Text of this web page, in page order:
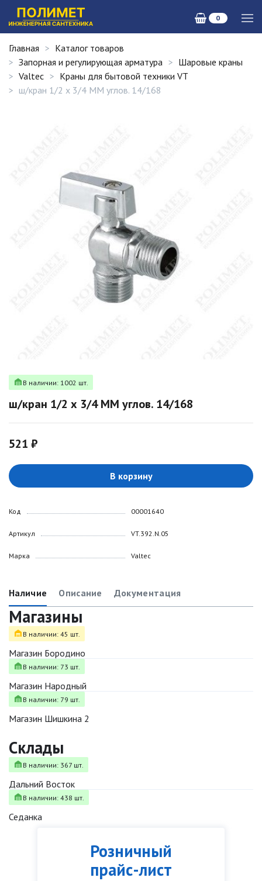
0
Розничный
прайс-лист
Главная
Каталог товаров
Запорная и регулирующая арматура
Шаровые краны
Valtec
Краны для бытовой техники VT
ш/кран 1/2 х 3/4 MM углов. 14/168
В наличии: 1002 шт.
ш/кран 1/2 х 3/4 MM углов. 14/168
521 ₽
В корзину
Код
Артикул
Марка
00001640
VT.392.N.05
Valtec
Наличие Описание Документация
Магазины
В наличии: 45 шт.
Магазин Бородино
В наличии: 73 шт.
Магазин Народный
В наличии: 79 шт.
Магазин Шишкина 2
Склады
В наличии: 367 шт.
Дальний Восток
В наличии: 438 шт.
Седанка